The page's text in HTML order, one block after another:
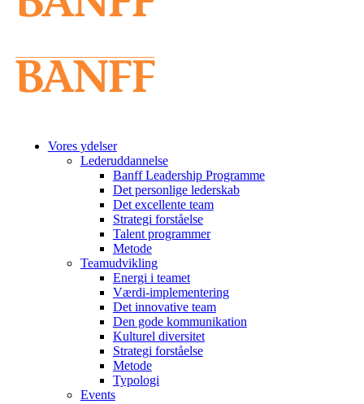
Vores ydelser
Lederuddannelse
Banff Leadership Programme
Det personlige lederskab
Det excellente team
Strategi forståelse
Talent programmer
Metode
Teamudvikling
Energi i teamet
Værdi-implementering
Det innovative team
Den gode kommunikation
Kulturel diversitet
Strategi forståelse
Metode
Typologi
Events